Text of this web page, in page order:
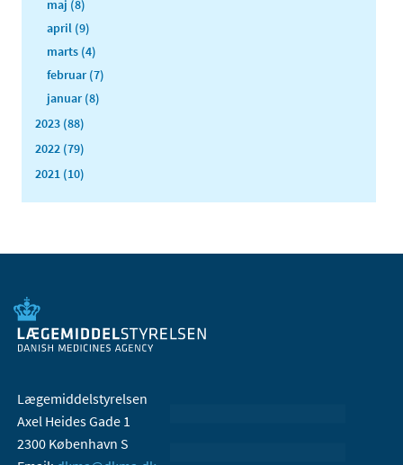
maj (8)
april (9)
marts (4)
februar (7)
januar (8)
2023 (88)
2022 (79)
2021 (10)
Lægemiddelstyrelsen
Axel Heides Gade 1
2300 København S